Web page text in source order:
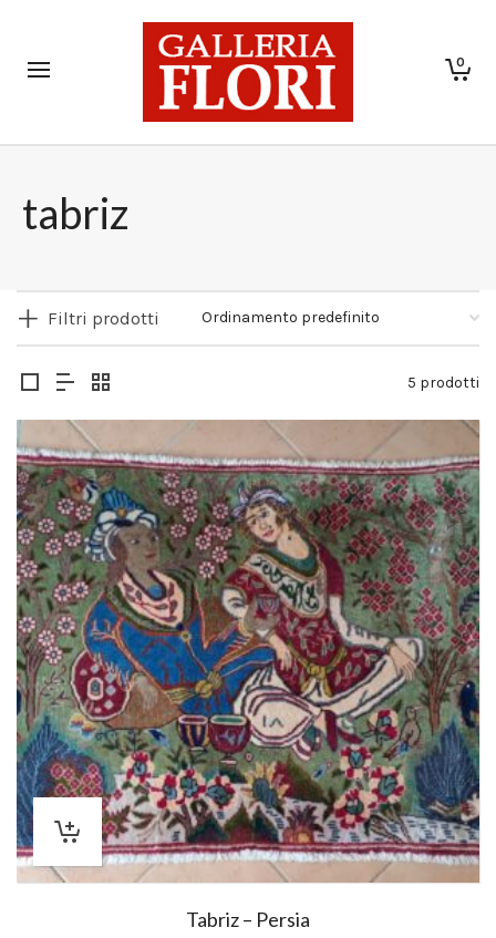
0
tabriz
Filtri prodotti
5 prodotti
Tabriz – Persia